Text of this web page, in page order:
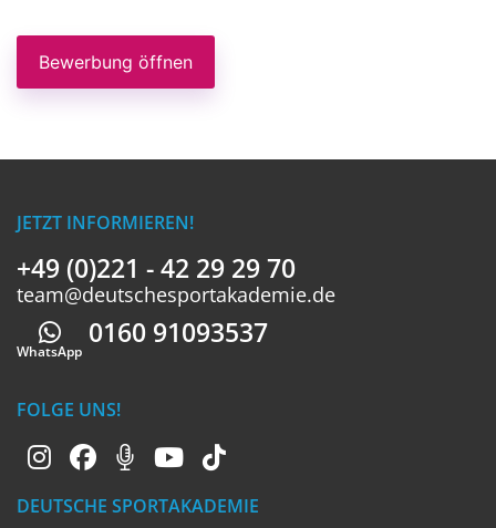
Bewerbung öffnen
JETZT INFORMIEREN!
+49 (0)221 - 42 29 29 70
team@deutschesportakademie.de
Whatsapp
WhatsApp
0160 91093537
FOLGE UNS!
DEUTSCHE SPORTAKADEMIE